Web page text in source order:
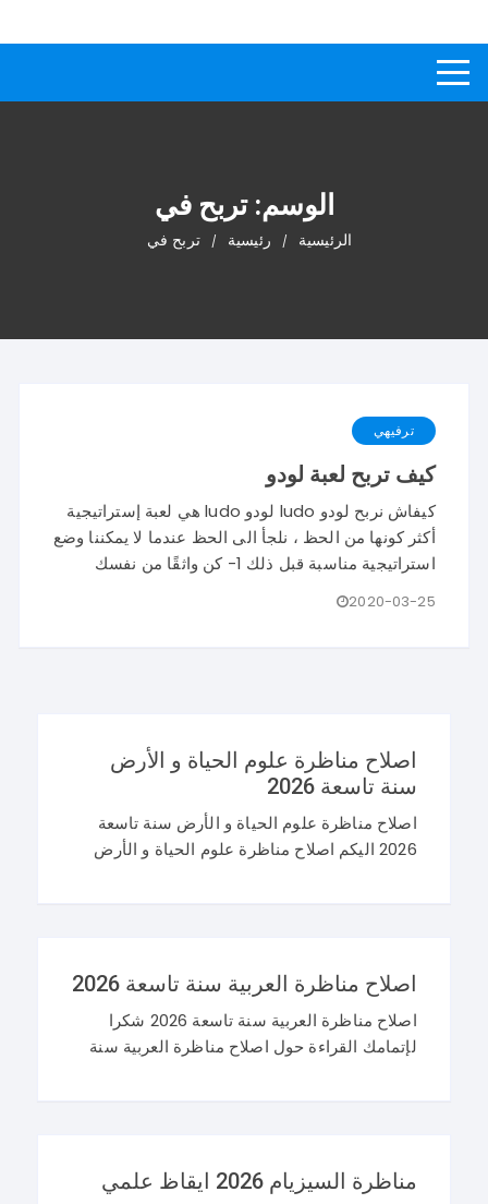
المحتوى
الوسم:تربح في
الرئيسية رئيسية تربح في
ترفيهي
كيف تربح لعبة لودو
كيفاش نربح لودو ludo لودو ludo هي لعبة إستراتيجية
أكثر كونها من الحظ ، نلجأ الى الحظ عندما لا يمكننا وضع
استراتيجية مناسبة قبل ذلك 1- كن واثقًا من نفسك
2020-03-25
اصلاح مناظرة علوم الحياة و الأرض
سنة تاسعة 2026
اصلاح مناظرة علوم الحياة و الأرض سنة تاسعة
2026 اليكم اصلاح مناظرة علوم الحياة و الأرض
اصلاح مناظرة العربية سنة تاسعة 2026
اصلاح مناظرة العربية سنة تاسعة 2026 شكرا
لإتمامك القراءة حول اصلاح مناظرة العربية سنة
مناظرة السيزيام 2026 ايقاظ علمي